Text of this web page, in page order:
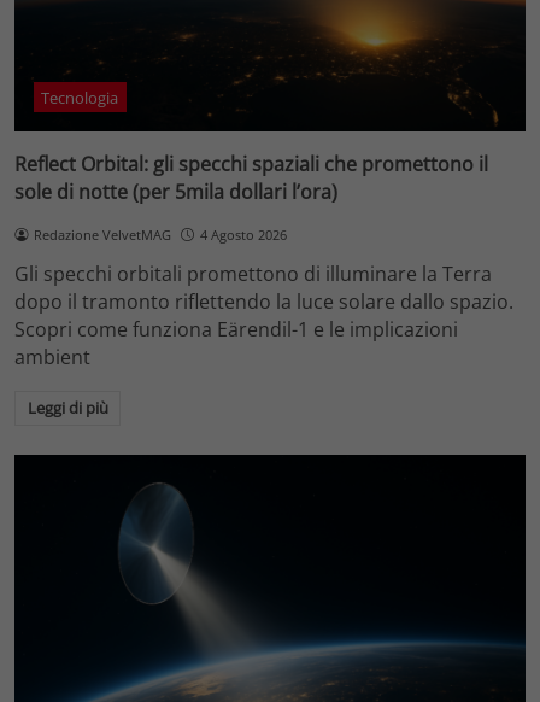
Tecnologia
Reflect Orbital: gli specchi spaziali che promettono il
sole di notte (per 5mila dollari l’ora)
Redazione VelvetMAG 4 Agosto 2026
Gli specchi orbitali promettono di illuminare la Terra
dopo il tramonto riflettendo la luce solare dallo spazio.
Scopri come funziona Eärendil-1 e le implicazioni
ambient
Leggi di più